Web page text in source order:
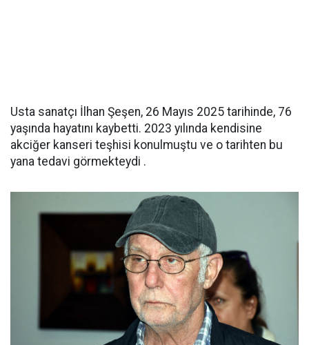
Usta sanatçı İlhan Şeşen, 26 Mayıs 2025 tarihinde, 76
yaşında hayatını kaybetti. 2023 yılında kendisine
akciğer kanseri teşhisi konulmuştu ve o tarihten bu
yana tedavi görmekteydi .